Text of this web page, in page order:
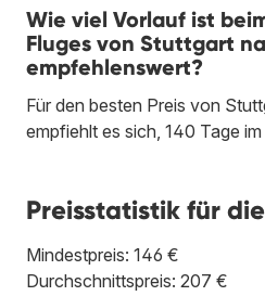
Wie viel Vorlauf ist
Fluges von Stuttgart
empfehlenswert?
Für den besten Preis von
empfiehlt es sich, 140 Tage
Preisstatistik für
Mindestpreis: 146 €
Durchschnittspreis: 207 €